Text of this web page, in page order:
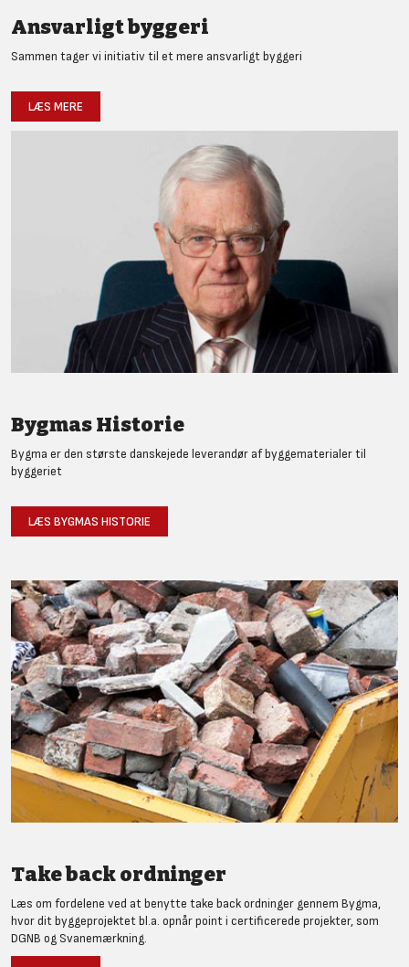
Ansvarligt byggeri
Sammen tager vi initiativ til et mere ansvarligt byggeri
LÆS MERE
Bygmas Historie
Bygma er den største danskejede leverandør af byggematerialer til
byggeriet
LÆS BYGMAS HISTORIE
Take back ordninger
Læs om fordelene ved at benytte take back ordninger gennem Bygma,
hvor dit byggeprojektet bl.a. opnår point i certificerede projekter, som
DGNB og Svanemærkning.